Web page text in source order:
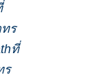
ร
ที่
ร